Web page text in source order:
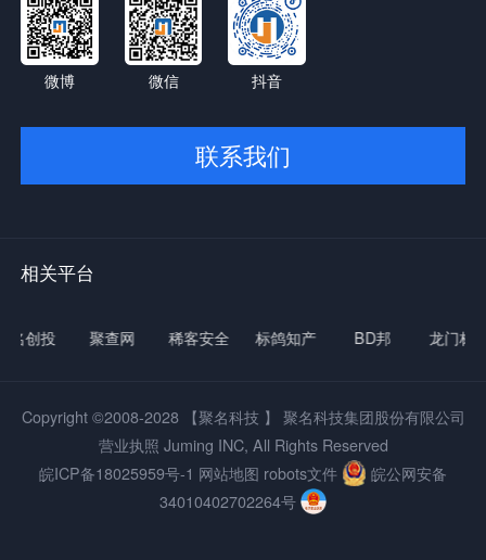
微博 微信 抖音
联系我们
相关平台
投 聚查网 稀客安全 标鸽知产 BD邦 龙门标局
Copyright ©2008-2028 【聚名科技 】 聚名科技集团股份有限公司
营业执照 Juming INC, All Rights Reserved
皖ICP备18025959号-1 网站地图 robots文件
皖公网安备
34010402702264号